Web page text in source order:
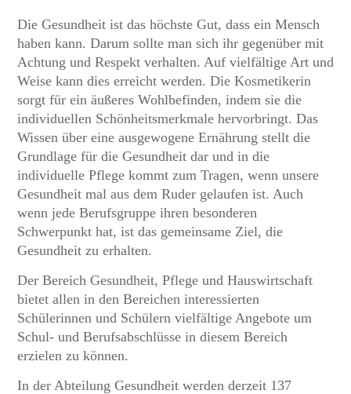
Die Gesundheit ist das höchste Gut, dass ein Mensch
haben kann. Darum sollte man sich ihr gegenüber mit
Achtung und Respekt verhalten. Auf vielfältige Art und
Weise kann dies erreicht werden. Die Kosmetikerin
sorgt für ein äußeres Wohlbefinden, indem sie die
individuellen Schönheitsmerkmale hervorbringt. Das
Wissen über eine ausgewogene Ernährung stellt die
Grundlage für die Gesundheit dar und in die
individuelle Pflege kommt zum Tragen, wenn unsere
Gesundheit mal aus dem Ruder gelaufen ist. Auch
wenn jede Berufsgruppe ihren besonderen
Schwerpunkt hat, ist das gemeinsame Ziel, die
Gesundheit zu erhalten.
Der Bereich Gesundheit, Pflege und Hauswirtschaft
bietet allen in den Bereichen interessierten
Schülerinnen und Schülern vielfältige Angebote um
Schul- und Berufsabschlüsse in diesem Bereich
erzielen zu können.
In der Abteilung Gesundheit werden derzeit 137